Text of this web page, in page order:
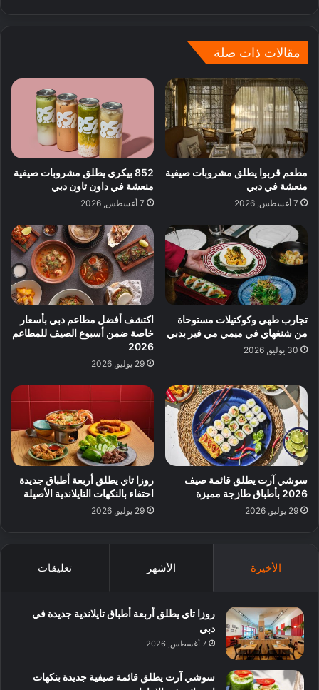
مقالات ذات صلة
مطعم قربوا يطلق مشروبات صيفية
منعشة في دبي
7 أغسطس, 2026
852 بيكري يطلق مشروبات صيفية
منعشة في داون تاون دبي
7 أغسطس, 2026
تجارب طهي وكوكتيلات مستوحاة
من شنغهاي في ميمي مي فير بدبي
30 يوليو, 2026
اكتشف أفضل مطاعم دبي بأسعار
خاصة ضمن أسبوع الصيف للمطاعم
2026
29 يوليو, 2026
سوشي آرت يطلق قائمة صيف
2026 بأطباق طازجة مميزة
29 يوليو, 2026
روزا تاي يطلق أربعة أطباق جديدة
احتفاء بالنكهات التايلاندية الأصيلة
29 يوليو, 2026
الأخيرة الأشهر تعليقات
روزا تاي يطلق أربعة أطباق تايلاندية جديدة في
دبي
7 أغسطس, 2026
سوشي آرت يطلق قائمة صيفية جديدة بنكهات